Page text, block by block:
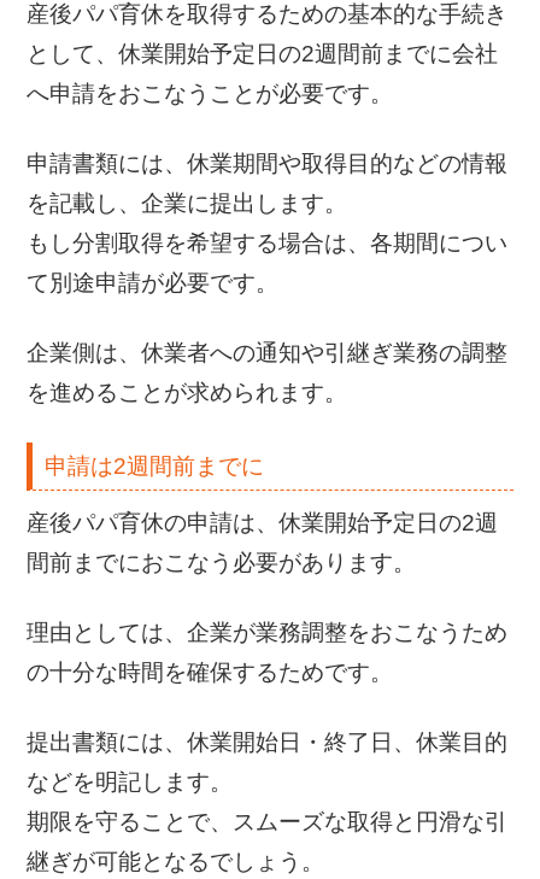
産後パパ育休を取得するための基本的な手続き
として、休業開始予定日の2週間前までに会社
へ申請をおこなうことが必要です。
申請書類には、休業期間や取得目的などの情報
を記載し、企業に提出します。
もし分割取得を希望する場合は、各期間につい
て別途申請が必要です。
企業側は、休業者への通知や引継ぎ業務の調整
を進めることが求められます。
申請は2週間前までに
産後パパ育休の申請は、休業開始予定日の2週
間前までにおこなう必要があります。
理由としては、企業が業務調整をおこなうため
の十分な時間を確保するためです。
提出書類には、休業開始日・終了日、休業目的
などを明記します。
期限を守ることで、スムーズな取得と円滑な引
継ぎが可能となるでしょう。